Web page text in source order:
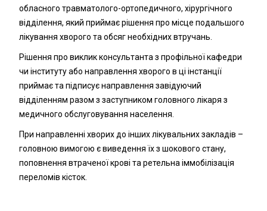
обласного травматолого-ортопедичного, хірургічного
відділення, який приймає рішення про місце подальшого
лікування хворого та обсяг необхідних втручань.
Рішення про виклик консультанта з профільної кафедри
чи інституту або направлення хворого в ці інстанції
приймає та підписує направлення завідуючий
відділенням разом з заступником головного лікаря з
медичного обслуговування населення.
При направленні хворих до інших лікувальних закладів –
головною вимогою є виведення їх з шокового стану,
поповнення втраченої крові та ретельна іммобілізація
переломів кісток.